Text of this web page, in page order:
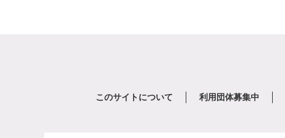
このサイトについて 利用団体募集中